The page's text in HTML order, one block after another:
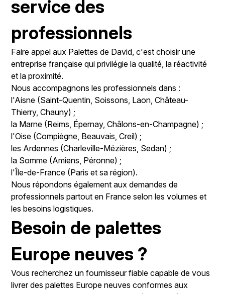
service des
professionnels
Faire appel aux Palettes de David, c'est choisir une
entreprise française qui privilégie la qualité, la réactivité
et la proximité.
Nous accompagnons les professionnels dans :
l'Aisne (Saint-Quentin, Soissons, Laon, Château-
Thierry, Chauny) ;
la Marne (Reims, Épernay, Châlons-en-Champagne) ;
l'Oise (Compiègne, Beauvais, Creil) ;
les Ardennes (Charleville-Mézières, Sedan) ;
la Somme (Amiens, Péronne) ;
l'Île-de-France (Paris et sa région).
Nous répondons également aux demandes de
professionnels partout en France selon les volumes et
les besoins logistiques.
Besoin de palettes
Europe neuves ?
Vous recherchez un fournisseur fiable capable de vous
livrer des palettes Europe neuves conformes aux